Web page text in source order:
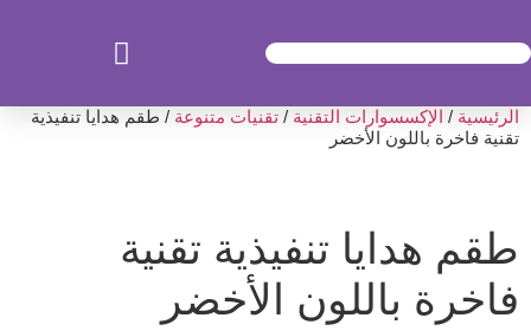
الرئيسية / الإكسسوارات التقنية / تقنيات متنوعة / طقم هدايا تنفيذية
تقنية فاخرة باللون الأخضر
طقم هدايا تنفيذية تقنية
فاخرة باللون الأخضر